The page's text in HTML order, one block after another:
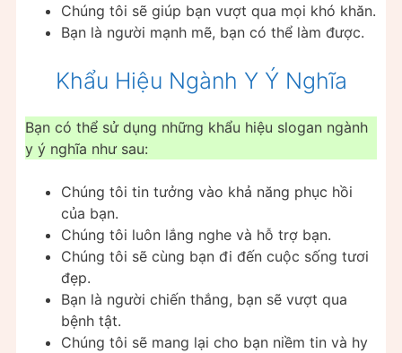
Chúng tôi sẽ giúp bạn vượt qua mọi khó khăn.
Bạn là người mạnh mẽ, bạn có thể làm được.
Khẩu Hiệu Ngành Y Ý Nghĩa
Bạn có thể sử dụng những khẩu hiệu slogan ngành
y ý nghĩa như sau:
Chúng tôi tin tưởng vào khả năng phục hồi
của bạn.
Chúng tôi luôn lắng nghe và hỗ trợ bạn.
Chúng tôi sẽ cùng bạn đi đến cuộc sống tươi
đẹp.
Bạn là người chiến thắng, bạn sẽ vượt qua
bệnh tật.
Chúng tôi sẽ mang lại cho bạn niềm tin và hy